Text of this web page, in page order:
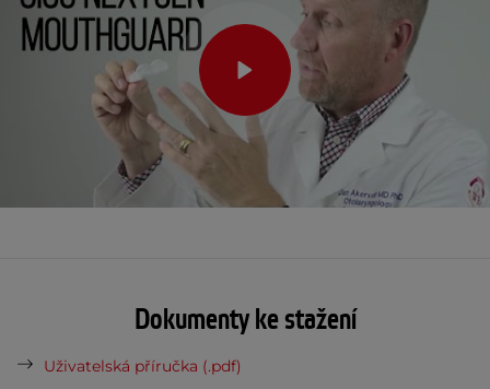
Dokumenty ke stažení
Uživatelská příručka (.pdf)